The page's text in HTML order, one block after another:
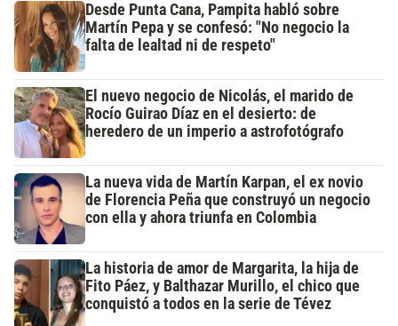
Desde Punta Cana, Pampita habló sobre
Martín Pepa y se confesó: "No negocio la
falta de lealtad ni de respeto"
El nuevo negocio de Nicolás, el marido de
Rocío Guirao Díaz en el desierto: de
heredero de un imperio a astrofotógrafo
La nueva vida de Martín Karpan, el ex novio
de Florencia Peña que construyó un negocio
con ella y ahora triunfa en Colombia
La historia de amor de Margarita, la hija de
Fito Páez, y Balthazar Murillo, el chico que
conquistó a todos en la serie de Tévez